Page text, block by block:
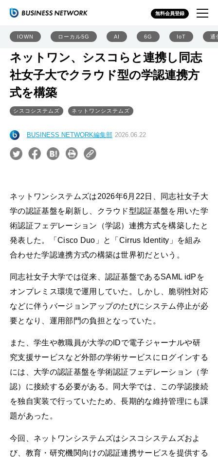
無料会員登録
IOWN ローカル5G AI 6G IoT 通
ネットワン、シスコらと連携し同志
社女子大でクラウド型の学認連携方
式を構築
シスコシステムズ ネットワンシステムズ
BUSINESS NETWORK編集部 2026.06.22
ネットワンシステムズは2026年6月22日、同志社女子大
学の認証基盤を刷新し、クラウド型認証基盤を用いた学
術認証フェデレーション（学認）連携方式を構築したと
発表した。「Cisco Duo」と「Cirrus Identity」を組み
合わせた学認連携方式の構築は世界初だという。
同志社女子大学では従来、認証基盤であるSAML idPを
オンプレミス環境で運用していた。しかし、脆弱性対応
などに伴うバージョンアップのたびにシステム停止が必
要となり、運用部門の負担となっていた。
また、学生や教職員が大学のIDで電子ジャーナルや研
究支援サービスなど外部の学術サービスにログインする
には、大学の認証基盤を学術認証フェデレーション（学
認）に接続する必要がある。同大学では、この学認接続
を独自実装で行っていたため、長期的な維持管理にも課
題があった。
今回、ネットワンシステムズはシスコシステムズおよ
び、教育・研究機関向けの認証連携サービスを提供する